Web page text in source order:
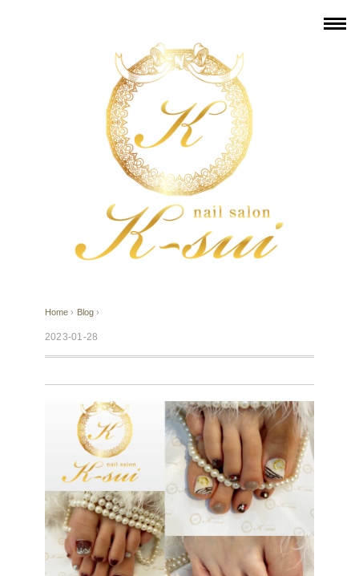
Home › Blog ›
2023-01-28